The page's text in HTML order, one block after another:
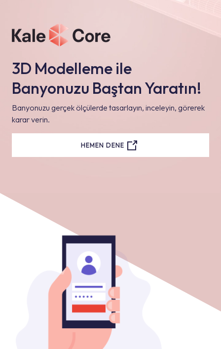
3D Modelleme ile
Banyonuzu Baştan Yaratın!
Banyonuzu gerçek ölçülerde tasarlayın, inceleyin, görerek
karar verin.
HEMEN DENE